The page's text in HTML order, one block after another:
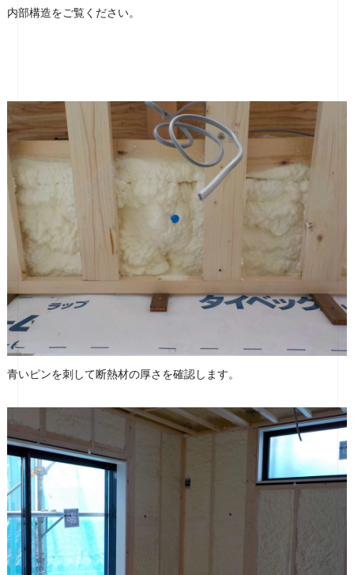
内部構造をご覧ください。
青いピンを刺して断熱材の厚さを確認します。